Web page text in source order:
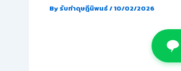
By รับทำดุษฎีนิพนธ์/10/02/2026